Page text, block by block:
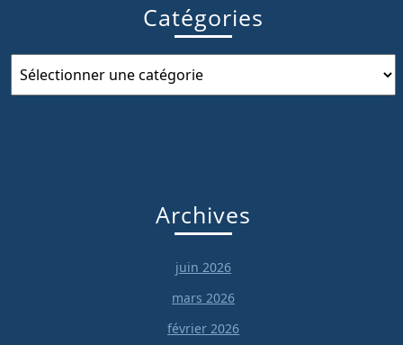
Catégories
Catégories
Archives
juin 2026
mars 2026
février 2026